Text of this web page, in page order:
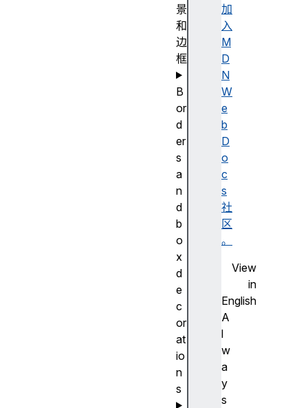
加
入
M
D
N
W
e
b
D
o
c
s
社
区
。
View
in
English
A
l
w
a
y
s
景
和
边
框
B
or
d
er
s
a
n
d
b
o
x
d
e
c
or
at
io
n
s